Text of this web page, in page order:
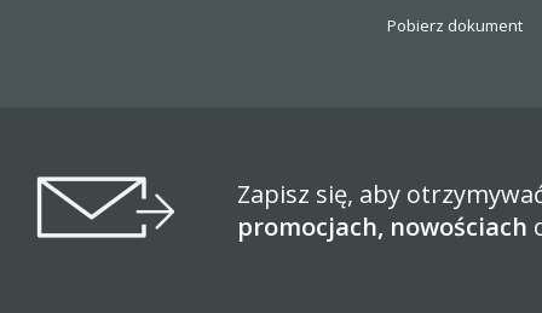
Pobierz dokument
Zapisz się, aby
promocjach, nowościach